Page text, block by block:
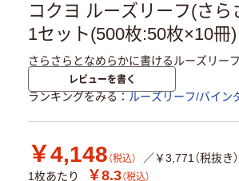
コクヨ ルーズリーフ(さ
1セット(500枚:50枚×10冊)
さらさらとなめらかに書けるルーズリー
レビューを書く
ランキングをみる ルーズリーフ/バイン
￥4,148 （税込）
／￥3,771（税抜き）
1枚あたり
￥8.3（税込）